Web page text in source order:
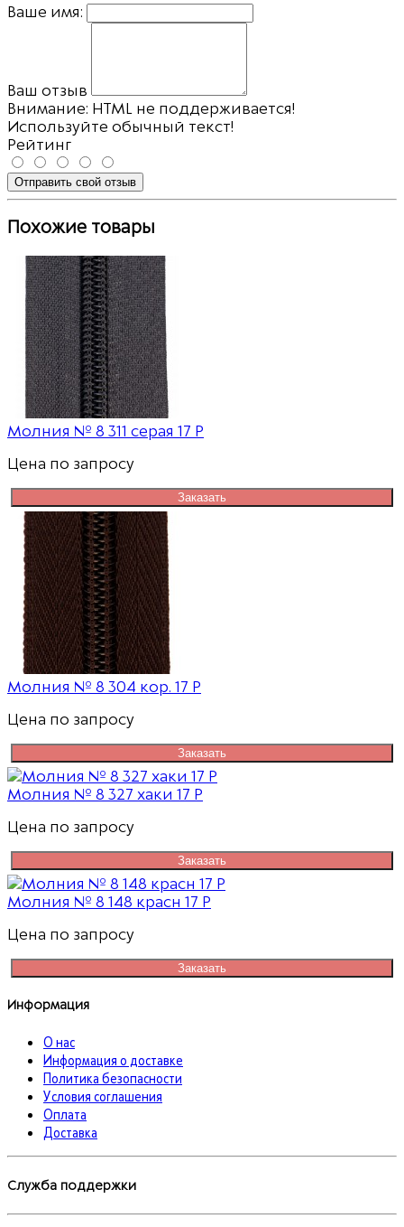
Ваше имя:
Ваш отзыв
Внимание: HTML не поддерживается!
Используйте обычный текст!
Рейтинг
Отправить свой отзыв
Похожие товары
Молния № 8 311 серая 17 Р
Цена по запросу
Заказать
Молния № 8 304 кор. 17 Р
Цена по запросу
Заказать
Молния № 8 327 хаки 17 Р
Цена по запросу
Заказать
Молния № 8 148 красн 17 Р
Цена по запросу
Заказать
Информация
О нас
Информация о доставке
Политика безопасности
Условия соглашения
Оплата
Доставка
Служба поддержки